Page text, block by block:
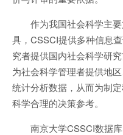
作为我国社会科学主
具，CSSCI提供多种信息
究者提供国内社会科学研
为社会科学管理者提供地
统计分析数据，从而为制
科学合理的决策参考。
南京大学CSSCI数据